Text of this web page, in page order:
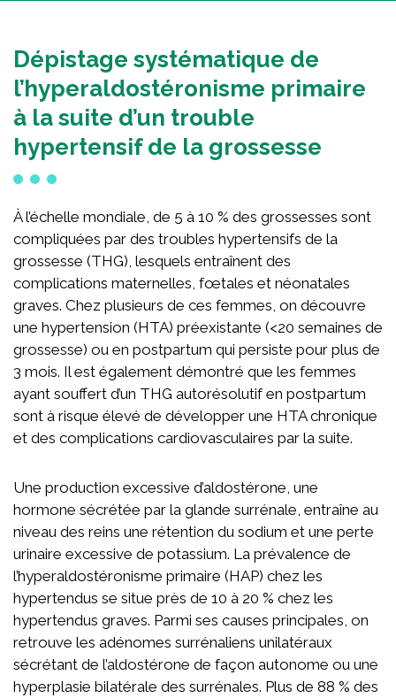
Concours national pour la relève scientifique
Campagne annuelle
Campagnes des dernières années
À propos
Histoire
Équipe
Conseil d’administration
Comité scientifique
Cercle de la relève
Rapports annuels
Reconnaissance de nos bénévoles
Nouvelles
NOUS JOINDRE
ENGLISH
Rechercher :
Dépistage systématique de
l’hyperaldostéronisme primaire
à la suite d’un trouble
hypertensif de la grossesse
À l’échelle mondiale, de 5 à 10 % des grossesses sont
compliquées par des troubles hypertensifs de la
grossesse (THG), lesquels entraînent des
complications maternelles, fœtales et néonatales
graves. Chez plusieurs de ces femmes, on découvre
une hypertension (HTA) préexistante (<20 semaines de
grossesse) ou en postpartum qui persiste pour plus de
3 mois. Il est également démontré que les femmes
ayant souffert d’un THG autorésolutif en postpartum
sont à risque élevé de développer une HTA chronique
et des complications cardiovasculaires par la suite.
Une production excessive d’aldostérone, une
hormone sécrétée par la glande surrénale, entraîne au
niveau des reins une rétention du sodium et une perte
urinaire excessive de potassium. La prévalence de
l’hyperaldostéronisme primaire (HAP) chez les
hypertendus se situe près de 10 à 20 % chez les
hypertendus graves. Parmi ses causes principales, on
retrouve les adénomes surrénaliens unilatéraux
sécrétant de l’aldostérone de façon autonome ou une
hyperplasie bilatérale des surrénales. Plus de 88 % des